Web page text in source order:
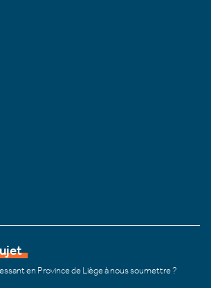
en Province de Liège à nous soumettre ?